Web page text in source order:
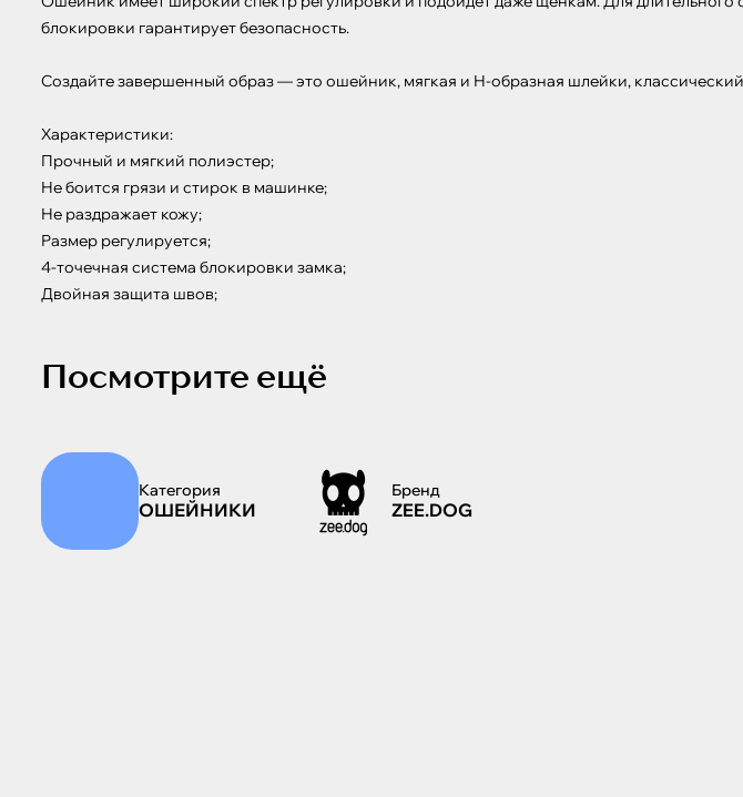
блокировки гарантирует безопасность.
Создайте завершенный образ — это ошейник, мягкая и Н-образная шлейки,
Характеристики:
Прочный и мягкий полиэстер;
Не боится грязи и стирок в машинке;
Не раздражает кожу;
Размер регулируется;
4-точечная система блокировки замка;
Двойная защита швов;
Посмотрите ещё
Категория
ОШЕЙНИКИ
Бренд
ZEE.DOG